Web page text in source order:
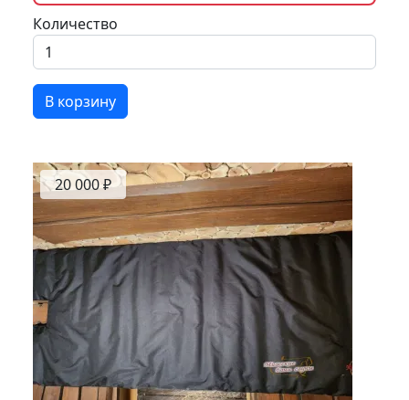
Количество
В корзину
20 000 ₽